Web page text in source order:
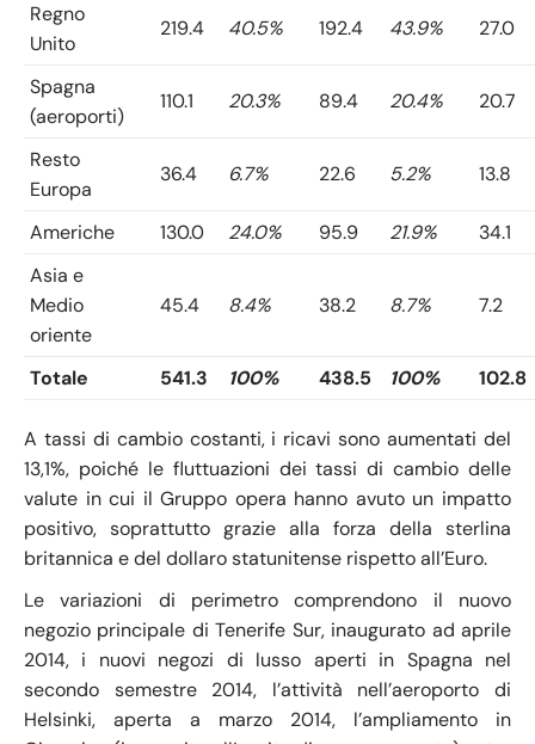
Regno
Unito
219.4 40.5% 192.4 43.9% 27.0
Spagna
(aeroporti)
110.1 20.3% 89.4 20.4% 20.7
Resto
Europa
36.4 6.7% 22.6 5.2% 13.8
Americhe 130.0 24.0% 95.9 21.9%
34.1
Asia e
Medio
oriente
45.4 8.4% 38.2 8.7% 7.2
Totale 541.3 100% 438.5 100% 102.8
A tassi di cambio costanti, i ricavi sono aumentati del
13,1%, poiché le fluttuazioni dei tassi di cambio delle
valute in cui il Gruppo opera hanno avuto un impatto
positivo, soprattutto grazie alla forza della sterlina
britannica e del dollaro statunitense rispetto all’Euro.
Le variazioni di perimetro comprendono il nuovo
negozio principale di Tenerife Sur, inaugurato ad aprile
2014, i nuovi negozi di lusso aperti in Spagna nel
secondo semestre 2014, l’attività nell’aeroporto di
Helsinki, aperta a marzo 2014, l’ampliamento in